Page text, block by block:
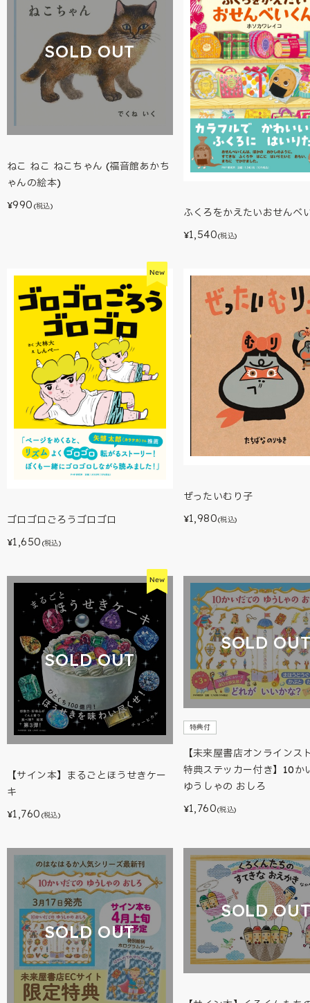
SOLD OUT
ねこ ねこ ねこちゃん (福音館あかち
ゃんの絵本)
¥990 (税込)
ふくろをかえたいおせんべ
¥1,540(税込)
ゴロゴロごろうゴロゴロ
¥1,650 (税込)
ぜったいむり子
¥1,980(税込)
SOLD OUT
【サイン本】まるごとほうせきケー
キ
¥1,760 (税込)
SOLD
特典付
【未来屋書店オンラインス
特典ステッカー付き】10か
ゆうしゃの おしろ
¥1,760(税込)
SOLD OUT
SOLD